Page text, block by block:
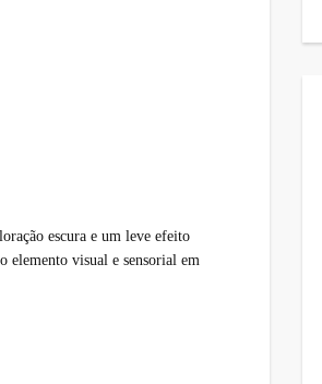
escura e um leve efeito
elemento visual e sensorial em